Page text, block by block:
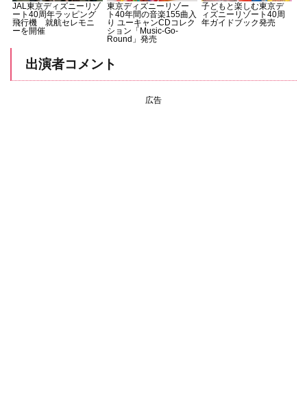
JAL東京ディズニーリゾ
ート40周年ラッピング
飛行機 就航セレモニ
ーを開催
東京ディズニーリゾー
ト40年間の音楽155曲入
り ユーキャンCDコレク
ション「Music-Go-
Round」発売
子どもと楽しむ東京デ
ィズニーリゾート40周
年ガイドブック発売
出演者コメント
広告